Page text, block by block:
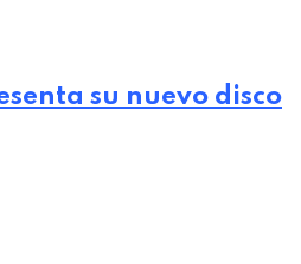
su nuevo disco